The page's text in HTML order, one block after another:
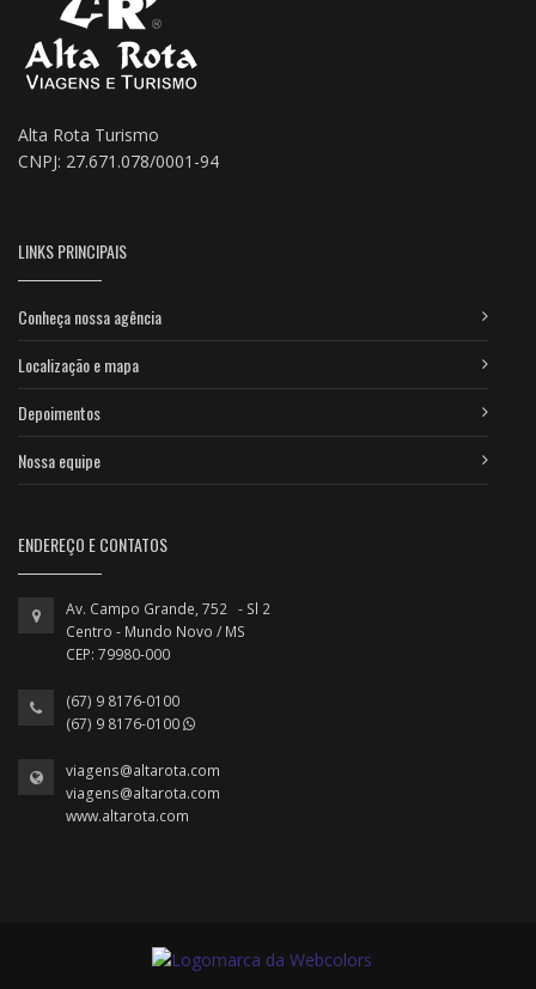
Alta Rota Turismo
CNPJ: 27.671.078/0001-94
LINKS PRINCIPAIS
Conheça nossa agência
Localização e mapa
Depoimentos
Nossa equipe
ENDEREÇO E CONTATOS
Av. Campo Grande, 752 - Sl 2
Centro - Mundo Novo / MS
CEP: 79980-000
(67) 9 8176-0100
(67) 9 8176-0100
viagens@altarota.com
viagens@altarota.com
www.altarota.com